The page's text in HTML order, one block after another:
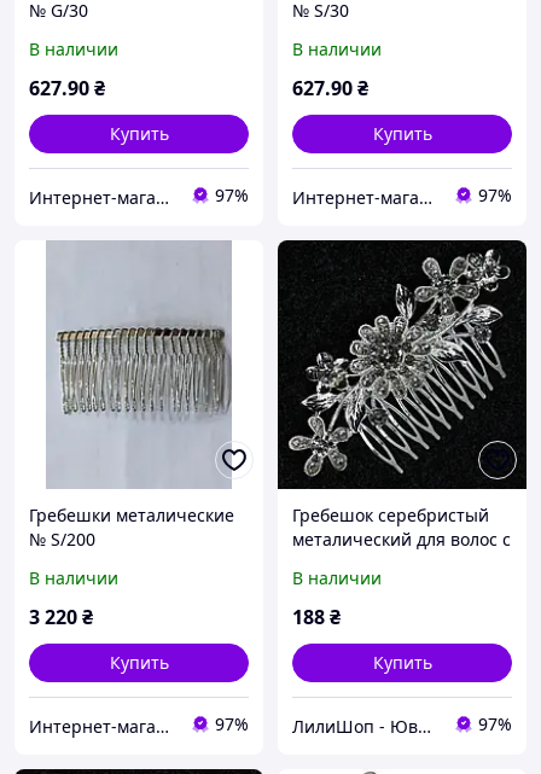
№ G/30
В наличии
627.90₴
Купить
Интернет-магазин швейной фурнитуры "FYRNIBOX" 97%
№ S/30
В наличии
627.90₴
Купить
Интернет-магазин швейной фурнитуры "FYRNIBOX" 97%
Гребешки металические
№ S/200
В наличии
3 220₴
Купить
Интернет-магазин швейной фурнитуры "FYRNIBOX" 97%
Гребешок серебристый
металический для волос с
лепестки размер 10х4 см
на 10 зубьев
В наличии
188₴
Купить
ЛилиШоп - Ювелирные украшения и аксессуары, подарочная упаковка 97%